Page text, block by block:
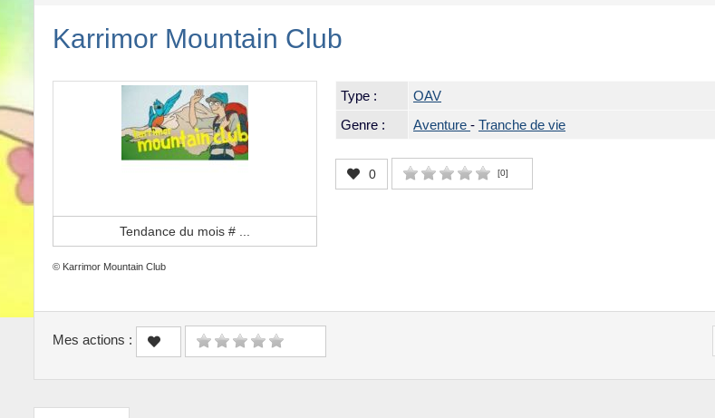
Karrimor Mountain Club
Tendance du mois #
© Karrimor Mountain Club
Type :
OAV
Genre :
Aventure - Tranche de vie
0 [0]
Mes actions :